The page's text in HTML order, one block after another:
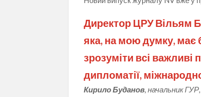
Директор ЦРУ Вільям
яка, на мою думку, має
зрозуміти всі важливі
дипломатії,
Кирило Буданов, начальник